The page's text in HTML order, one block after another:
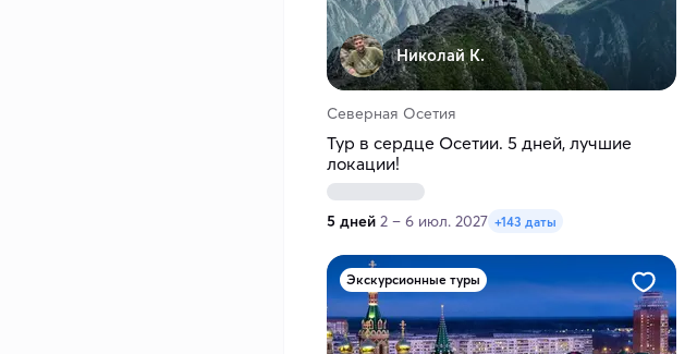
Николай К.
Северная Осетия
Тур в сердце Осетии. 5 дней, лучшие
локации!
5 дней 2 – 6 июл. 2027 +143 даты
Экскурсионные туры